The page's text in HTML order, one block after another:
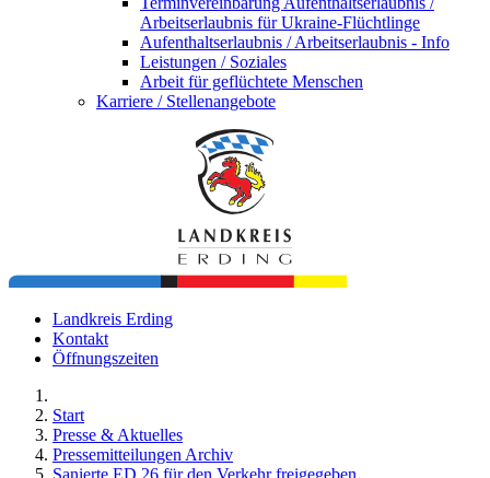
Arbeitserlaubnis für Ukraine-Flüchtlinge
Aufenthaltserlaubnis / Arbeitserlaubnis - Info
Leistungen / Soziales
Arbeit für geflüchtete Menschen
Karriere / Stellenangebote
Landkreis Erding
Kontakt
Öffnungszeiten
Start
Presse & Aktuelles
Pressemitteilungen Archiv
Sanierte ED 26 für den Verkehr freigegeben